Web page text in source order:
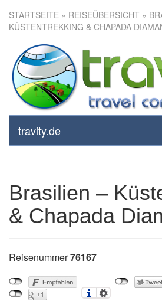
STARTSEITE » REISEÜBERSICHT »
KÜSTENTREKKING & CHAPADA
travity.de
Brasilien –
Chapada
Brasilien –
& Chapada
Reisenummer76167